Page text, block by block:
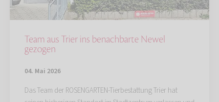
Team aus Trier ins benachbarte Newel
gezogen
04. Mai 2026
Das Team der ROSENGARTEN-Tierbestattung Trier hat